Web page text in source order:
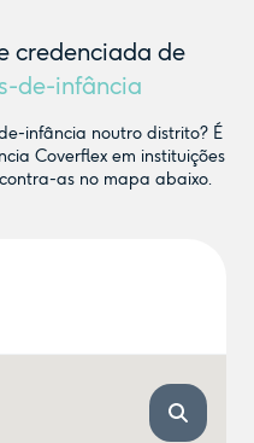
credenciada de
de-infância
infância noutro distrito? É
Coverflex em instituições
as no mapa abaixo.